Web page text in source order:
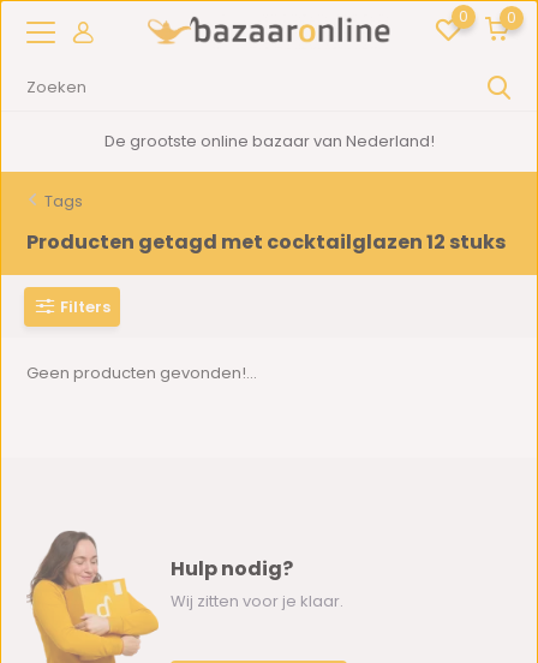
0 0
De grootste online bazaar van Nederland!
Tags
Producten getagd met cocktailglazen 12 stuks
Filters
Geen producten gevonden!...
Hulp nodig?
Wij zitten voor je klaar.